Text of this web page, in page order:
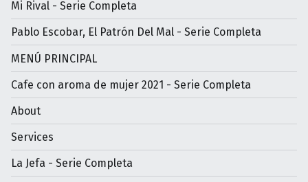
Mi Rival - Serie Completa
Pablo Escobar, El Patrón Del Mal - Serie Completa
MENÚ PRINCIPAL
Cafe con aroma de mujer 2021 - Serie Completa
About
Services
La Jefa - Serie Completa